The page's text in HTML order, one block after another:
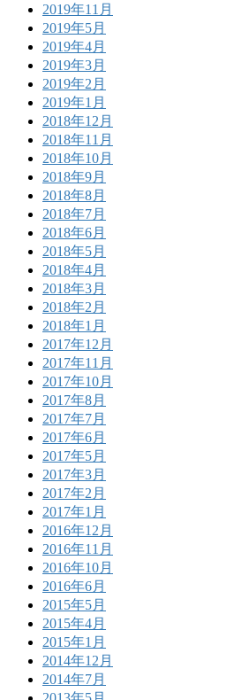
2019年11月
2019年5月
2019年4月
2019年3月
2019年2月
2019年1月
2018年12月
2018年11月
2018年10月
2018年9月
2018年8月
2018年7月
2018年6月
2018年5月
2018年4月
2018年3月
2018年2月
2018年1月
2017年12月
2017年11月
2017年10月
2017年8月
2017年7月
2017年6月
2017年5月
2017年3月
2017年2月
2017年1月
2016年12月
2016年11月
2016年10月
2016年6月
2015年5月
2015年4月
2015年1月
2014年12月
2014年7月